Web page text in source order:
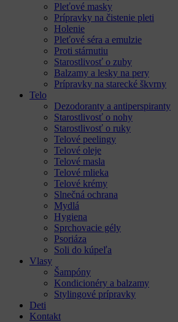
Pleťové masky
Prípravky na čistenie pleti
Holenie
Pleťové séra a emulzie
Proti stárnutiu
Starostlivosť o zuby
Balzamy a lesky na pery
Prípravky na starecké škvrny
Telo
Dezodoranty a antiperspiranty
Starostlivosť o nohy
Starostlivosť o ruky
Telové peelingy
Telové oleje
Telové masla
Telové mlieka
Telové krémy
Slnečná ochrana
Mydlá
Hygiena
Sprchovacie gély
Psoriáza
Soli do kúpeľa
Vlasy
Šampóny
Kondicionéry a balzamy
Stylingové prípravky
Deti
Kontakt